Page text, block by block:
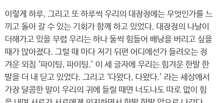
이렇게 하루, 그리고 또 하루씩 우리의 대장정에는 무엇인가를 느
끼고 돌아 갈 수 있는 기회가 함께 하고 있었다. 대장정의 나날이
더해가고 있을 무렵 우리는 하나 둘씩 힘들어 배낭을 버리고 싶을
때가 많아졌다. 그럴 때 마다 저기 뒤편 어디에선가 들려오는 정
겨운 외침 ‘파이팅, 파이팅.’ 이 세 글자에 우리는 힘겨운 한발 한
발을 더 내 딛고 있었다. 그리고 ‘다왔다, 다왔다.’ 라는 세상에서
가장 달콤한 말이 우리의 귀에 들릴 때면 너도나도 따로 없이 힘